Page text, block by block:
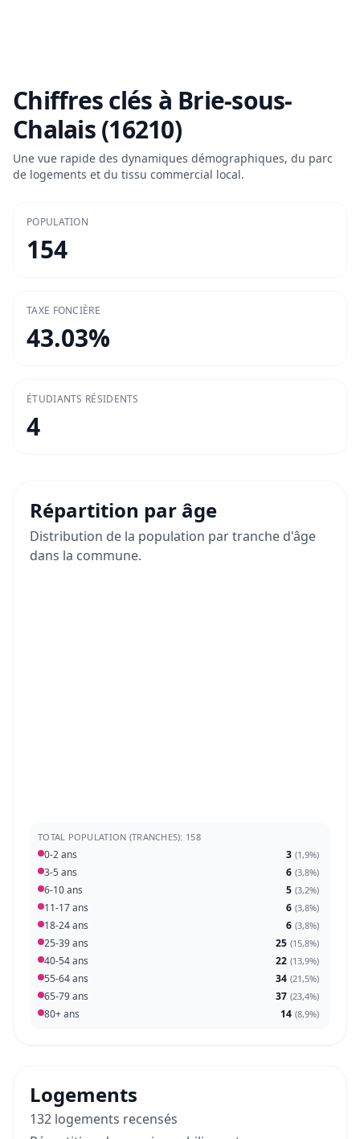
Chiffres clés à Brie-sous-
Chalais (16210)
Une vue rapide des dynamiques démographiques, du parc
de logements et du tissu commercial local.
POPULATION
154
TAXE FONCIÈRE
43.03%
ÉTUDIANTS RÉSIDENTS
4
Répartition par âge
Distribution de la population par tranche d'âge
dans la commune.
TOTAL POPULATION (TRANCHES): 158
0-2 ans 3 (1,9%)
3-5 ans 6 (3,8%)
6-10 ans 5 (3,2%)
11-17 ans 6 (3,8%)
18-24 ans 6 (3,8%)
25-39 ans 25 (15,8%)
40-54 ans 22 (13,9%)
55-64 ans 34 (21,5%)
65-79 ans 37 (23,4%)
80+ ans 14 (8,9%)
Logements
132 logements recensés